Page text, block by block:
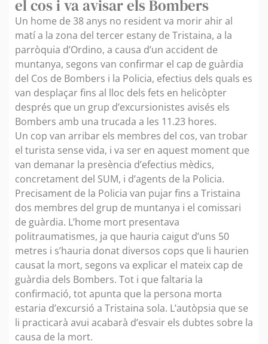
el cos i va avisar els Bombers
Un home de 38 anys no resident va morir ahir al
matí a la zona del tercer estany de Tristaina, a la
parròquia d’Ordino, a causa d’un accident de
muntanya, segons van confirmar el cap de guàrdia
del Cos de Bombers i la Policia, efectius dels quals es
van desplaçar fins al lloc dels fets en helicòpter
després que un grup d’excursionistes avisés els
Bombers amb una trucada a les 11.23 hores.
Un cop van arribar els membres del cos, van trobar
el turista sense vida, i va ser en aquest moment que
van demanar la presència d’efectius mèdics,
concretament del SUM, i d’agents de la Policia.
Precisament de la Policia van pujar fins a Tristaina
dos membres del grup de muntanya i el comissari
de guàrdia. L’home mort presentava
politraumatismes, ja que hauria caigut d’uns 50
metres i s’hauria donat diversos cops que li haurien
causat la mort, segons va explicar el mateix cap de
guàrdia dels Bombers. Tot i que faltaria la
confirmació, tot apunta que la persona morta
estaria d’excursió a Tristaina sola. L’autòpsia que se
li practicarà avui acabarà d’esvair els dubtes sobre la
causa de la mort.